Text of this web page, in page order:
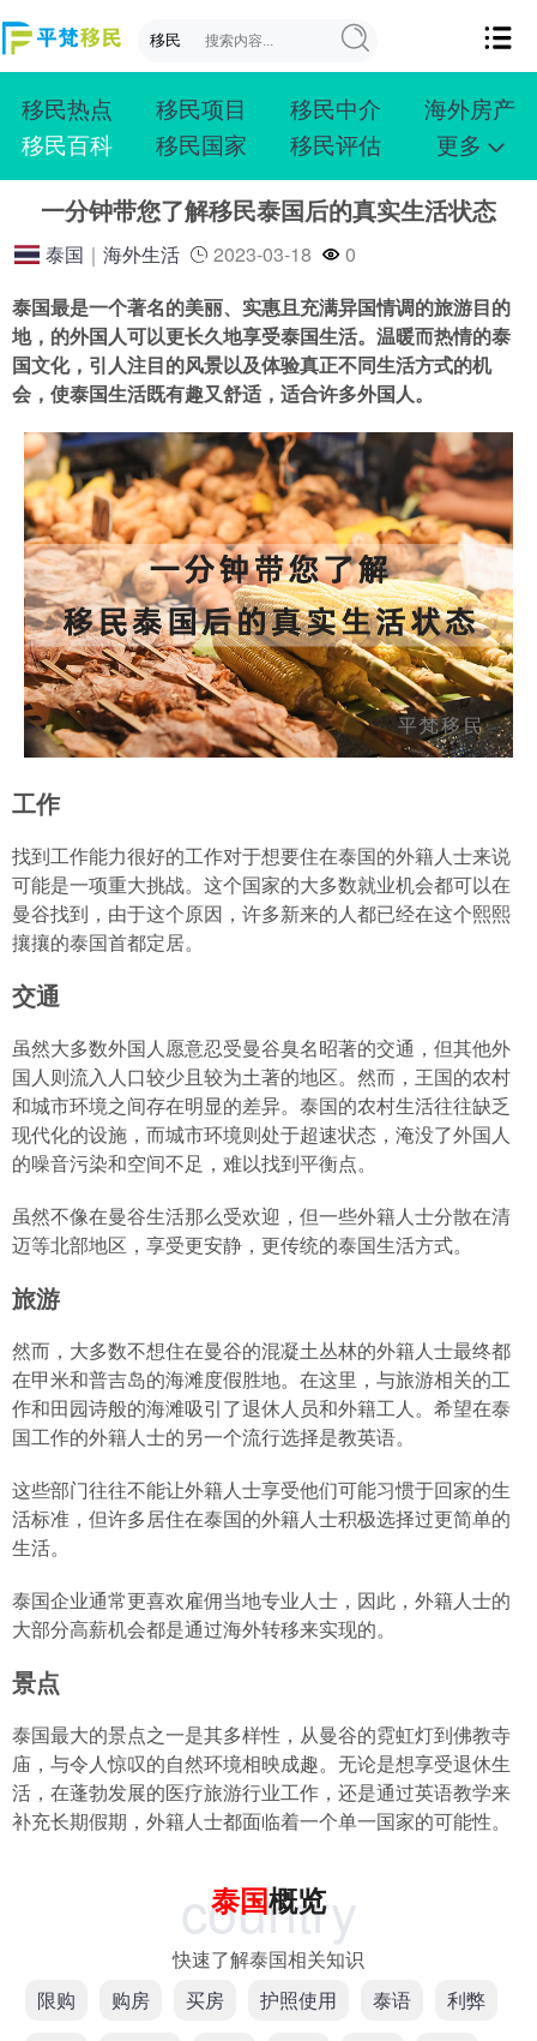
移民热点 移民项目 移民中介
海外房产
移民百科
移民国家 移民评估
更多
成功案例
投资移民 创业移民
购房移民
护照移民
技术移民 雇主移民
移民学院
联系我们
一分钟带您了解移民泰国后的真实生活状态
泰国 ｜ 海外生活 2023-03-18
0
泰国最是一个著名的美丽、实惠且充满异国情调的旅游目的
地，的外国人可以更长久地享受泰国生活。温暖而热情的泰
国文化，引人注目的风景以及体验真正不同生活方式的机
会，使泰国生活既有趣又舒适，适合许多外国人。
工作
找到工作能力很好的工作对于想要住在泰国的外籍人士来说
可能是一项重大挑战。这个国家的大多数就业机会都可以在
曼谷找到，由于这个原因，许多新来的人都已经在这个熙熙
攘攘的泰国首都定居。
交通
虽然大多数外国人愿意忍受曼谷臭名昭著的交通，但其他外
国人则流入人口较少且较为土著的地区。然而，王国的农村
和城市环境之间存在明显的差异。泰国的农村生活往往缺乏
现代化的设施，而城市环境则处于超速状态，淹没了外国人
的噪音污染和空间不足，难以找到平衡点。
虽然不像在曼谷生活那么受欢迎，但一些外籍人士分散在清
迈等北部地区，享受更安静，更传统的泰国生活方式。
旅游
然而，大多数不想住在曼谷的混凝土丛林的外籍人士最终都
在甲米和普吉岛的海滩度假胜地。在这里，与旅游相关的工
作和田园诗般的海滩吸引了退休人员和外籍工人。希望在泰
国工作的外籍人士的另一个流行选择是教英语。
这些部门往往不能让外籍人士享受他们可能习惯于回家的生
活标准，但许多居住在泰国的外籍人士积极选择过更简单的
生活。
泰国企业通常更喜欢雇佣当地专业人士，因此，外籍人士的
大部分高薪机会都是通过海外转移来实现的。
景点
泰国最大的景点之一是其多样性，从曼谷的霓虹灯到佛教寺
庙，与令人惊叹的自然环境相映成趣。无论是想享受退休生
活，在蓬勃发展的医疗旅游行业工作，还是通过英语教学来
补充长期假期，外籍人士都面临着一个单一国家的可能性。
泰国概览
country
快速了解泰国相关知识
限购
购房 买房 护照使用 泰语
利弊